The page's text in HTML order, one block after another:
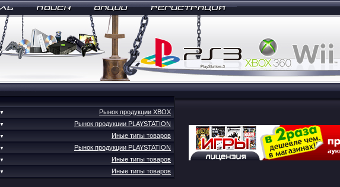
▼
Рынок продукции XBOX
▼
Рынок продукции PLAYSTATION
▼
Иные типы товаров
▼
Рынок продукции PLAYSTATION
▼
Иные типы товаров
▼ Иные типы товаров